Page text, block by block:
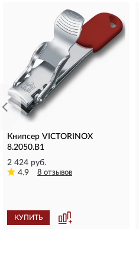
Книпсер VICTORINOX
8.2050.B1
2 424 руб.
4.9
8 отзывов
КУПИТЬ